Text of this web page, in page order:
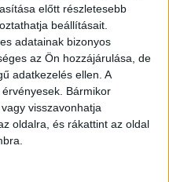
előtt részletesebb
beállításait.
adatainak bizonyos
az Ön hozzájárulása, de
adatkezelés ellen. A
Bármikor
visszavonhatja
oldalra, és rákattint az oldal